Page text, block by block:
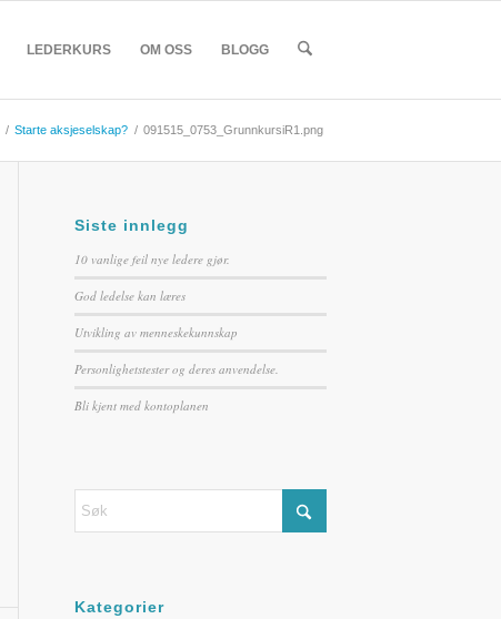
LEDERKURS OM OSS BLOGG
/ Starte aksjeselskap? / 091515_0753_GrunnkursiR1.png
Siste innlegg
10 vanlige feil nye ledere gjør.
God ledelse kan læres
Utvikling av menneskekunnskap
Personlighetstester og deres anvendelse.
Bli kjent med kontoplanen
Kategorier